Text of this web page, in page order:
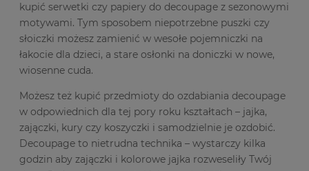
kupić serwetki czy papiery do decoupage z sezonowymi
motywami. Tym sposobem niepotrzebne puszki czy
słoiczki możesz zamienić w wesołe pojemniczki na
łakocie dla dzieci, a stare osłonki na doniczki w nowe,
wiosenne cuda.
Możesz też kupić przedmioty do ozdabiania decoupage
w odpowiednich dla tej pory roku kształtach – jajka,
zajączki, kury czy koszyczki i samodzielnie je ozdobić.
Decoupage to nietrudna technika – wystarczy kilka
godzin aby zajączki i kolorowe jajka rozweseliły Twój